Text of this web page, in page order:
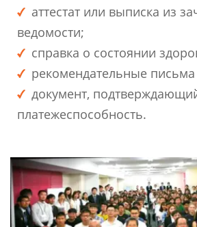
аттестат или выписка из
ведомости;
справка о состоянии
рекомендательные письма
документ,
платежеспособность.